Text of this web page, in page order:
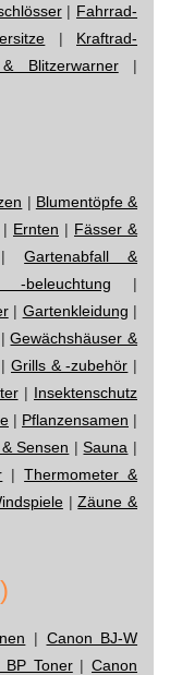
| Fahrrad-
| Kraftrad-
Blitzerwarner|
| Blumentöpfe &
| Ernten | Fässer &
Gartenabfall &
beleuchtung |
| Gartenkleidung |
|Gewächshäuser &
Grills & -zubehör |
| Insektenschutz
| Pflanzensamen |
Sensen |Sauna |
|Thermometer &
|Zäune &
| Canon BJ-W
BP Toner|Canon